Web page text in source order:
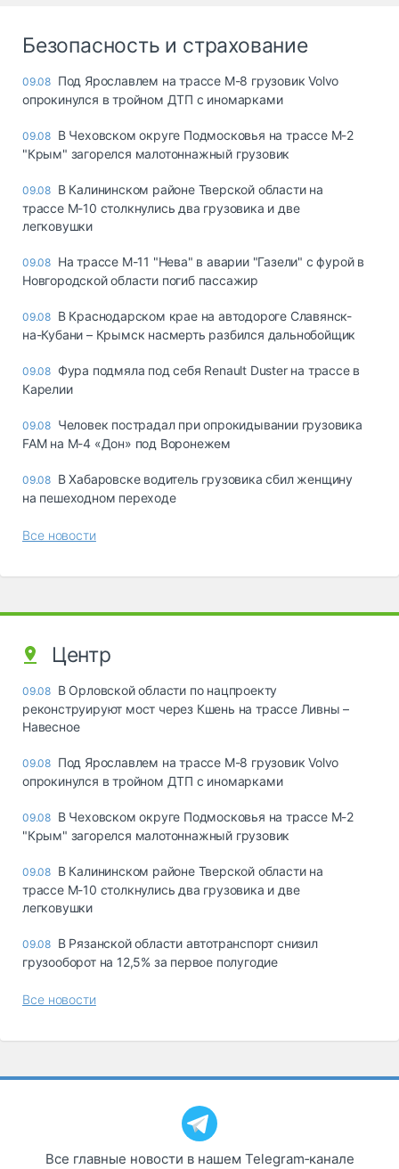
Безопасность и страхование
09.08 Под Ярославлем на трассе М-8 грузовик Volvo
опрокинулся в тройном ДТП с иномарками
09.08 В Чеховском округе Подмосковья на трассе М-2
"Крым" загорелся малотоннажный грузовик
09.08 В Калининском районе Тверской области на
трассе М-10 столкнулись два грузовика и две
легковушки
09.08 На трассе М-11 "Нева" в аварии "Газели" с фурой в
Новгородской области погиб пассажир
09.08 В Краснодарском крае на автодороге Славянск-
на-Кубани – Крымск насмерть разбился дальнобойщик
09.08 Фура подмяла под себя Renault Duster на трассе в
Карелии
09.08 Человек пострадал при опрокидывании грузовика
FAM на М-4 «Дон» под Воронежем
09.08 В Хабаровске водитель грузовика сбил женщину
на пешеходном переходе
Все новости
Центр
09.08 В Орловской области по нацпроекту
реконструируют мост через Кшень на трассе Ливны –
Навесное
09.08 Под Ярославлем на трассе М-8 грузовик Volvo
опрокинулся в тройном ДТП с иномарками
09.08 В Чеховском округе Подмосковья на трассе М-2
"Крым" загорелся малотоннажный грузовик
09.08 В Калининском районе Тверской области на
трассе М-10 столкнулись два грузовика и две
легковушки
09.08 В Рязанской области автотранспорт снизил
грузооборот на 12,5% за первое полугодие
Все новости
Все главные новости в нашем Telegram‑канале